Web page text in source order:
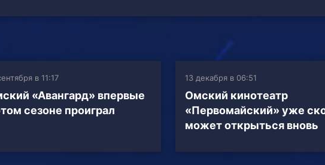
в 11:17
«Авангард» впервые
сезоне проиграл
13 декабря в 06:51
Омский кинотеатр
«Первомайский» уже
может открыться вновь